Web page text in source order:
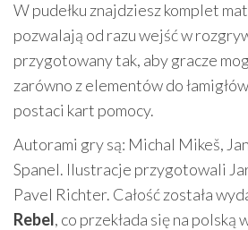
W pudełku znajdziesz komplet
pozwalają od razu wejść w
przygotowany tak, aby gracze
zarówno z elementów do
postaci kart pomocy.
Autorami gry są: Michal Mikeš,
Spanel. Ilustracje przygotowali
Pavel Richter. Całość została
Rebel, co przekłada się na